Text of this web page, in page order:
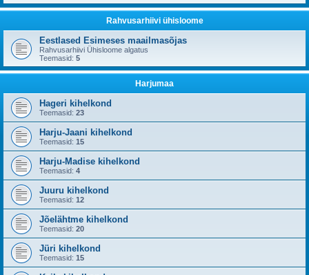
Rahvusarhiivi ühisloome
Eestlased Esimeses maailmasõjas
Rahvusarhiivi Ühisloome algatus
Teemasid: 5
Harjumaa
Hageri kihelkond
Teemasid: 23
Harju-Jaani kihelkond
Teemasid: 15
Harju-Madise kihelkond
Teemasid: 4
Juuru kihelkond
Teemasid: 12
Jõelähtme kihelkond
Teemasid: 20
Jüri kihelkond
Teemasid: 15